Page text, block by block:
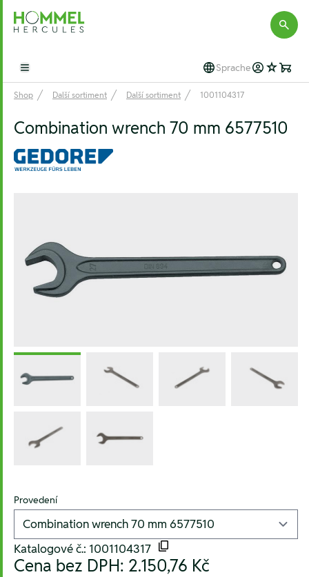
Hommel Hercules
Open main menu Sprache
Shop Další sortiment Další sortiment 1001104317
Combination wrench 70 mm 6577510
Provedení
Katalogové č.: 1001104317
Cena bez DPH: 2.150,76 Kč